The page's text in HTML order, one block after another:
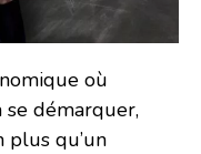
où
se démarquer,
plus qu’un